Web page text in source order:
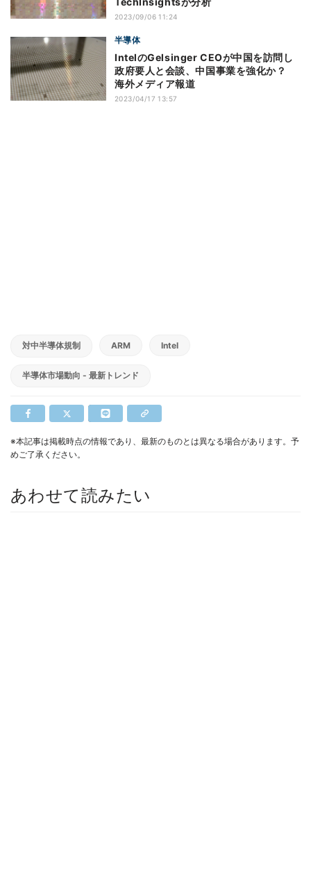
2023/09/06 11:24
半導体
IntelのGelsinger CEOが中国を訪問し
政府要人と会談、中国事業を強化か？
海外メディア報道
2023/04/17 13:57
対中半導体規制 ARM Intel
半導体市場動向 - 最新トレンド
※本記事は掲載時点の情報であり、最新のものとは異なる場合があります。予
めご了承ください。
あわせて読みたい